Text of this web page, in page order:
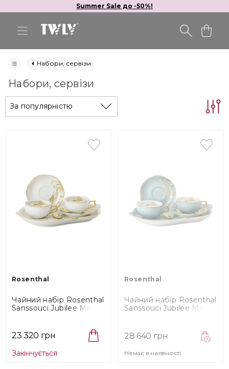
Summer Sale до -50%!
Набори, сервізи
Набори, сервізи
За популярністю
Rosenthal
Чайний набір Rosenthal
Sanssouci Jubilee Midas,
23 320 грн
Закінчується
Rosenthal
Чайний набір Rosenthal
Sanssouci Jubilee Midas
28 640 грн
Немає в наявності